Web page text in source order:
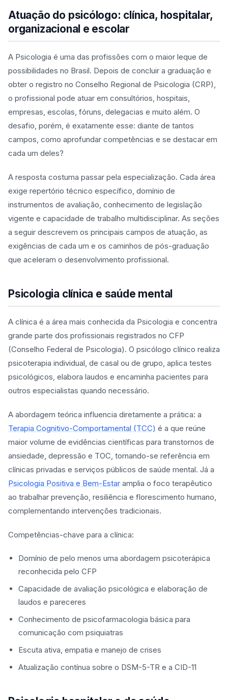
Atuação do psicólogo: clínica, hospitalar,
organizacional e escolar
A Psicologia é uma das profissões com o maior leque de
possibilidades no Brasil. Depois de concluir a graduação e
obter o registro no Conselho Regional de Psicologia (CRP),
o profissional pode atuar em consultórios, hospitais,
empresas, escolas, fóruns, delegacias e muito além. O
desafio, porém, é exatamente esse: diante de tantos
campos, como aprofundar competências e se destacar em
cada um deles?
A resposta costuma passar pela especialização. Cada área
exige repertório técnico específico, domínio de
instrumentos de avaliação, conhecimento de legislação
vigente e capacidade de trabalho multidisciplinar. As seções
a seguir descrevem os principais campos de atuação, as
exigências de cada um e os caminhos de pós-graduação
que aceleram o desenvolvimento profissional.
Psicologia clínica e saúde mental
A clínica é a área mais conhecida da Psicologia e concentra
grande parte dos profissionais registrados no CFP
(Conselho Federal de Psicologia). O psicólogo clínico realiza
psicoterapia individual, de casal ou de grupo, aplica testes
psicológicos, elabora laudos e encaminha pacientes para
outros especialistas quando necessário.
A abordagem teórica influencia diretamente a prática: a
Terapia Cognitivo-Comportamental (TCC) é a que reúne
maior volume de evidências científicas para transtornos de
ansiedade, depressão e TOC, tornando-se referência em
clínicas privadas e serviços públicos de saúde mental. Já a
Psicologia Positiva e Bem-Estar amplia o foco terapêutico
ao trabalhar prevenção, resiliência e florescimento humano,
complementando intervenções tradicionais.
Competências-chave para a clínica:
Domínio de pelo menos uma abordagem psicoterápica
reconhecida pelo CFP
Capacidade de avaliação psicológica e elaboração de
laudos e pareceres
Conhecimento de psicofarmacologia básica para
comunicação com psiquiatras
Escuta ativa, empatia e manejo de crises
Atualização contínua sobre o DSM-5-TR e a CID-11